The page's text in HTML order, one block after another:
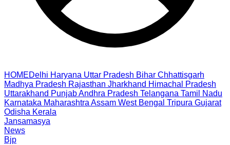
HOMEDelhi Haryana Uttar Pradesh Bihar Chhattisgarh
Madhya Pradesh Rajasthan Jharkhand Himachal Pradesh
Uttarakhand PunjabAndhra Pradesh Telangana Tamil Nadu
Karnataka Maharashtra Assam West Bengal Tripura Gujarat
Odisha Kerala
Jansamasya
News
Bjp